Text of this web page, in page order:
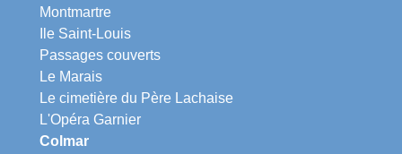
Montmartre
Ile Saint-Louis
Passages couverts
Le Marais
Le cimetière du Père Lachaise
L'Opéra Garnier
Colmar